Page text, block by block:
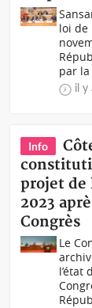
loi de
par la
il y
Info
projet de
2023
Congrès
Le
l’état